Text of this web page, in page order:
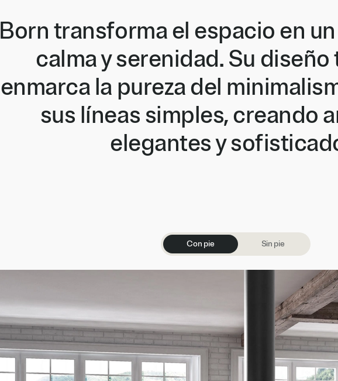
Born transforma el espacio en
calma y serenidad. Su diseño
enmarca la pureza del
sus líneas simples, creando
elegantes y
Con pie Sin pie